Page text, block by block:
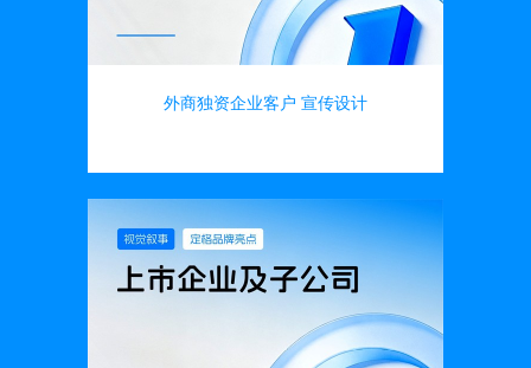
外商独资企业客户 宣传设计